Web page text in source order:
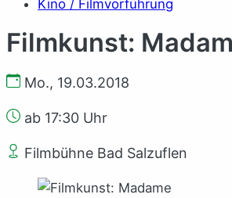
Kino / Filmvorführung
Filmkunst:
Mo., 19.03.2018
ab 17:30 Uhr
Filmbühne Bad Salzuflen